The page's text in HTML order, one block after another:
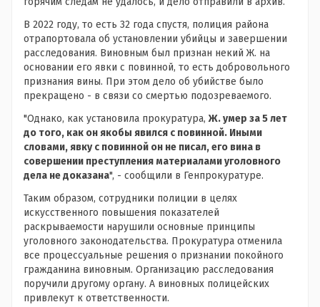
В 2022 году, то есть 32 года спустя, полиция района
отрапортовала об установлении убийцы и завершении
расследования. Виновным был признан некий Ж. на
основании его явки с повинной, то есть добровольного
признания вины. При этом дело об убийстве было
прекращено - в связи со смертью подозреваемого.
"Однако, как установила прокуратура,Ж. умер за 5 лет
до того, как он якобы явился с повинной. Иными
словами, явку с повинной он не писал, его вина в
совершении преступления материалами уголовного
дела не доказана", - сообщили в Генпрокуратуре.
Таким образом, сотрудники полиции в целях
искусственного повышения показателей
раскрываемости нарушили основные принципы
уголовного законодательства. Прокуратура отменила
все процессуальные решения о признании покойного
гражданина виновным. Организацию расследования
поручили другому органу. А виновных полицейских
привлекут к ответственности.